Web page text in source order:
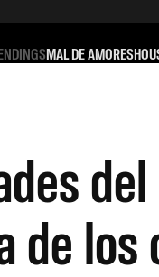
MAL DE AMORES
de